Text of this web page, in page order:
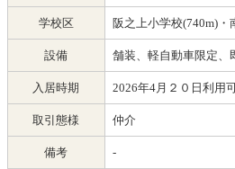
学校区 阪之上小学校(740m)・
設備 舗装、軽自動車限定、
入居時期 2026年4月２０日利用
取引態様 仲介
備考 -